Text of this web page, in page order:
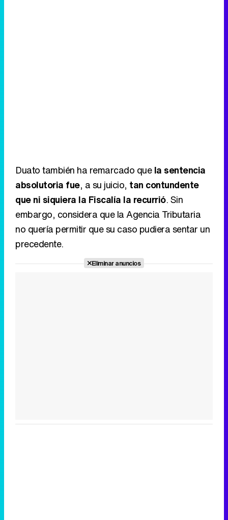
Duato también ha remarcado quela sentencia
absolutoria fue, a su juicio, tan contundente
que ni siquiera la Fiscalía la recurrió. Sin
embargo, considera que la Agencia Tributaria
no quería permitir que su caso pudiera sentar un
precedente.
Eliminar anuncios